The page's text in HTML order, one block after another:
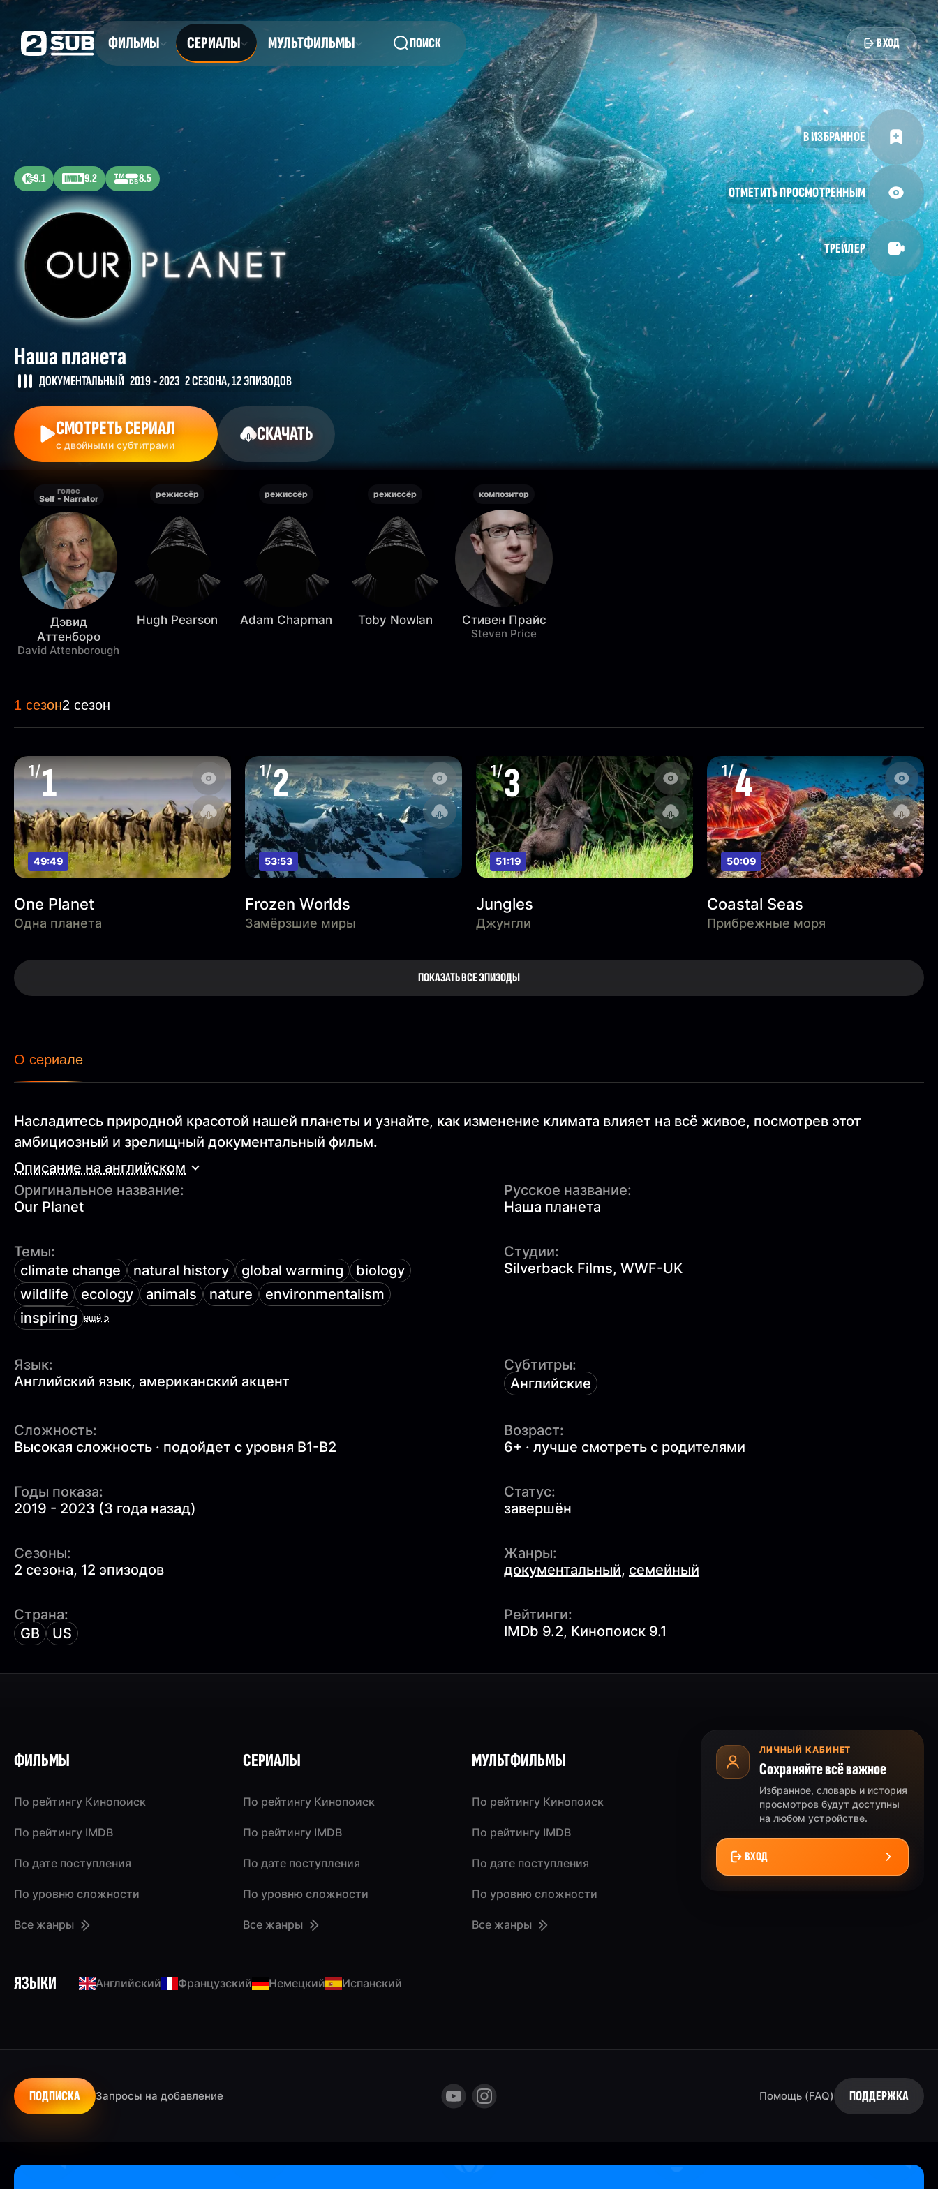
ФИЛЬМЫ СЕРИАЛЫ МУЛЬТФИЛЬМЫ ПОИСК ВХОД
9.1 9.2 8.5
Наша планета
ДОКУМЕНТАЛЬНЫЙ 2019 - 2023 2 СЕЗОНА, 12 ЭПИЗОДОВ
СМОТРЕТЬ СЕРИАЛ
с двойными субтитрами СКАЧАТЬ
В ИЗБРАННОЕ
ОТМЕТИТЬ ПРОСМОТРЕННЫМ
ТРЕЙЛЕР
голос
Self - Narrator
Дэвид
Аттенборо
David Attenborough
режиссёр
Hugh Pearson
режиссёр
Adam Chapman
режиссёр
Toby Nowlan
композитор
Стивен Прайс
Steven Price
1 сезон2 сезон
1/1
49:49
One Planet
Одна планета
1/2
53:53
Frozen Worlds
Замёрзшие миры
1/3
51:19
Jungles
Джунгли
1/4
50:09
Coastal Seas
Прибрежные моря
ПОКАЗАТЬ ВСЕ ЭПИЗОДЫ
О сериале
Насладитесь природной красотой нашей планеты и узнайте, как изменение климата влияет на всё живое, посмотрев этот
амбициозный и зрелищный документальный фильм.
Описание на английском
Оригинальное название:
Our Planet
Русское название:
Наша планета
Темы:
climate change
natural history global warming
biology
wildlife
ecology animals nature
environmentalism
inspiring
ещё 5
Студии:
Silverback Films, WWF-UK
Язык:
Английский язык, американский акцент
Субтитры:
Английские
Сложность:
Высокая сложность · подойдет с уровня B1-B2
Возраст:
6+ · лучше смотреть с родителями
Годы показа:
2019 - 2023 (3 года назад)
Статус:
завершён
Сезоны:
2 сезона, 12 эпизодов
Жанры:
документальный, семейный
Страна:
GB
US
Рейтинги:
IMDb 9.2, Кинопоиск 9.1
ЯЗЫКИ Английский Французский Немецкий Испанский
ФИЛЬМЫ
По рейтингу Кинопоиск
По рейтингу IMDB
По дате поступления
По уровню сложности
Все жанры
СЕРИАЛЫ
По рейтингу Кинопоиск
По рейтингу IMDB
По дате поступления
По уровню сложности
Все жанры
МУЛЬТФИЛЬМЫ
По рейтингу Кинопоиск
По рейтингу IMDB
По дате поступления
По уровню сложности
Все жанры
ЛИЧНЫЙ КАБИНЕТ
Сохраняйте всё важное
Избранное, словарь и история
просмотров будут доступны
на любом устройстве.
ВХОД
Запросы на добавление
ПОДПИСКА Помощь (FAQ) ПОДДЕРЖКА